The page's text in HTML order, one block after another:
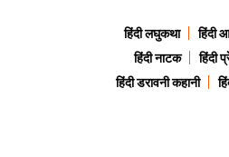
हिंदी लघुकथा हिंदी
हिंदी नाटक
हिंदी
हिंदी डरावनी कहानी